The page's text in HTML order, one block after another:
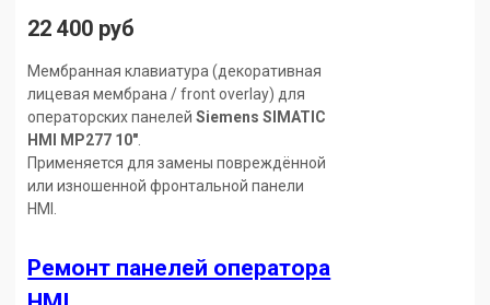
22 400 руб
Мембранная клавиатура (декоративная
лицевая мембрана / front overlay) для
операторских панелейSiemens SIMATIC
HMI MP277 10".
Применяется для замены повреждённой
или изношенной фронтальной панели
HMI.
Ремонт панелей оператора